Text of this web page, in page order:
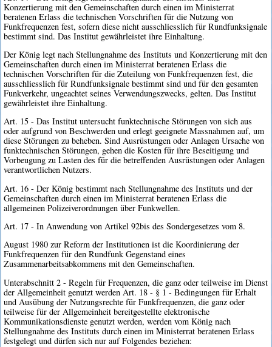
Konzertierung mit den Gemeinschaften durch einen im Ministerrat
beratenen Erlass die technischen Vorschriften für die Nutzung von
Funkfrequenzen fest, sofern diese nicht ausschliesslich für Rundfunksignale
bestimmt sind. Das Institut gewährleistet ihre Einhaltung.
Der König legt nach Stellungnahme des Instituts und Konzertierung mit den
Gemeinschaften durch einen im Ministerrat beratenen Erlass die
technischen Vorschriften für die Zuteilung von Funkfrequenzen fest, die
ausschliesslich für Rundfunksignale bestimmt sind und für den gesamten
Funkverkehr, ungeachtet seines Verwendungszwecks, gelten. Das Institut
gewährleistet ihre Einhaltung.
Art. 15 - Das Institut untersucht funktechnische Störungen von sich aus
oder aufgrund von Beschwerden und erlegt geeignete Massnahmen auf, um
diese Störungen zu beheben. Sind Ausrüstungen oder Anlagen Ursache von
funktechnischen Störungen, gehen die Kosten für ihre Beseitigung und
Vorbeugung zu Lasten des für die betreffenden Ausrüstungen oder Anlagen
verantwortlichen Nutzers.
Art. 16 - Der König bestimmt nach Stellungnahme des Instituts und der
Gemeinschaften durch einen im Ministerrat beratenen Erlass die
allgemeinen Polizeiverordnungen über Funkwellen.
Art. 17 - In Anwendung von Artikel 92bis des Sondergesetzes vom 8.
August 1980 zur Reform der Institutionen ist die Koordinierung der
Funkfrequenzen für den Rundfunk Gegenstand eines
Zusammenarbeitsabkommens mit den Gemeinschaften.
Unterabschnitt 2 - Regeln für Frequenzen, die ganz oder teilweise im Dienst
der Allgemeinheit genutzt werden Art. 18 - § 1 - Bedingungen für Erhalt
und Ausübung der Nutzungsrechte für Funkfrequenzen, die ganz oder
teilweise für der Allgemeinheit bereitgestellte elektronische
Kommunikationsdienste genutzt werden, werden vom König nach
Stellungnahme des Instituts durch einen im Ministerrat beratenen Erlass
festgelegt und dürfen sich nur auf Folgendes beziehen: